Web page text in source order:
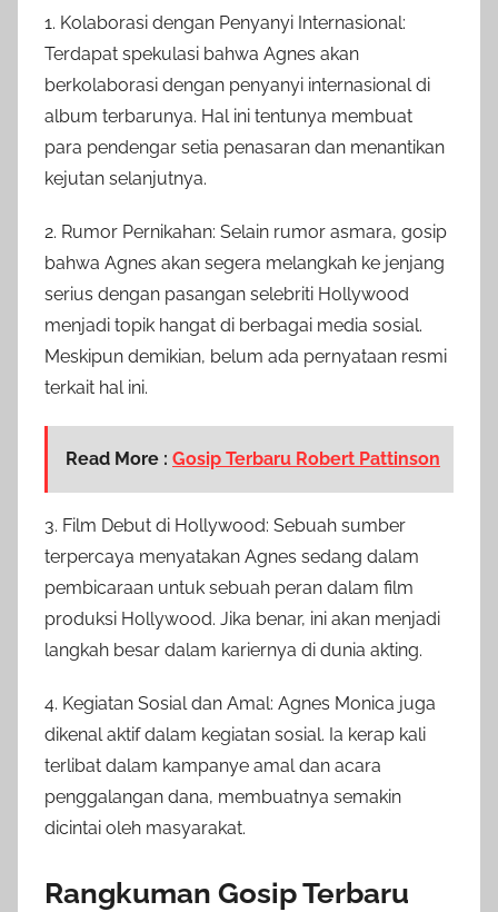
1. Kolaborasi dengan Penyanyi Internasional:
Terdapat spekulasi bahwa Agnes akan
berkolaborasi dengan penyanyi internasional di
album terbarunya. Hal ini tentunya membuat
para pendengar setia penasaran dan menantikan
kejutan selanjutnya.
2. Rumor Pernikahan: Selain rumor asmara, gosip
bahwa Agnes akan segera melangkah ke jenjang
serius dengan pasangan selebriti Hollywood
menjadi topik hangat di berbagai media sosial.
Meskipun demikian, belum ada pernyataan resmi
terkait hal ini.
Read More : Gosip Terbaru Robert Pattinson
3. Film Debut di Hollywood: Sebuah sumber
terpercaya menyatakan Agnes sedang dalam
pembicaraan untuk sebuah peran dalam film
produksi Hollywood. Jika benar, ini akan menjadi
langkah besar dalam kariernya di dunia akting.
4. Kegiatan Sosial dan Amal: Agnes Monica juga
dikenal aktif dalam kegiatan sosial. Ia kerap kali
terlibat dalam kampanye amal dan acara
penggalangan dana, membuatnya semakin
dicintai oleh masyarakat.
Rangkuman Gosip Terbaru